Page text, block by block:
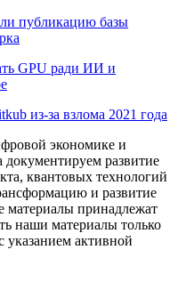
публикацию базы
GPU ради ИИ и
из-за взлома 2021 года
экономике и
документируем развитие
квантовых технологий
и развитие
материалы принадлежат
наши материалы только
указанием активной